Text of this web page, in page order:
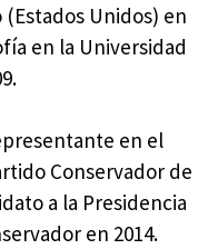
(Estados Unidos) en
en la Universidad
en el
Conservador de
a la Presidencia
en 2014.